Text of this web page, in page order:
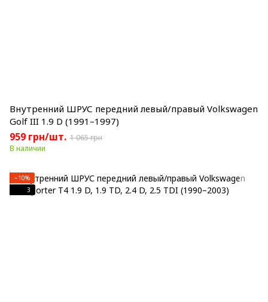
Внутренний ШРУС передний левый/правый Volkswagen
Golf III 1.9 D (1991–1997)
959 грн/шт. 1 065 грн
В наличии
−10%
3